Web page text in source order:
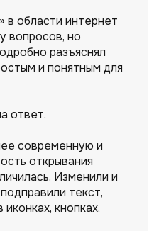
в области интернет
вопросов, но
разъяснял
и понятным для
ответ.
современную и
открывания
Изменили и
текст,
кнопках,